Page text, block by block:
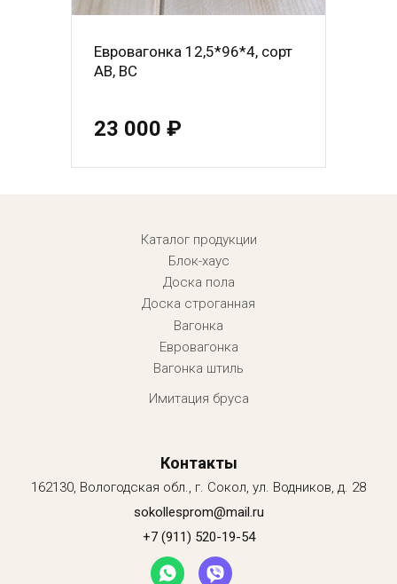
Евровагонка 12,5*96*4, сорт
АВ, ВС
23 000 ₽
Menu footerКаталог продукции
Блок-хаус
Доска пола
Доска строганная
Вагонка
Евровагонка
Вагонка штиль
Имитация бруса
Контакты
162130, Вологодская обл., г. Сокол, ул. Водников, д. 28
sokollesprom@mail.ru
+7 (911) 520-19-54